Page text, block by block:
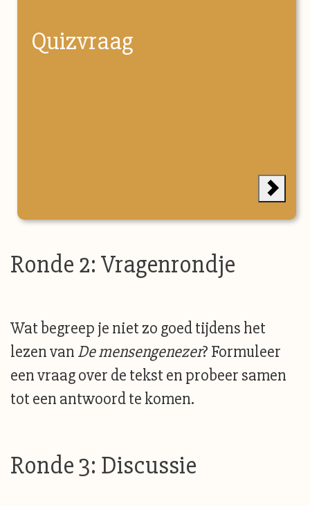
Quizvraag
Ronde 2: Vragenrondje
Wat begreep je niet zo goed tijdens het
lezen van De mensengenezer? Formuleer
een vraag over de tekst en probeer samen
tot een antwoord te komen.
Ronde 3: Discussie